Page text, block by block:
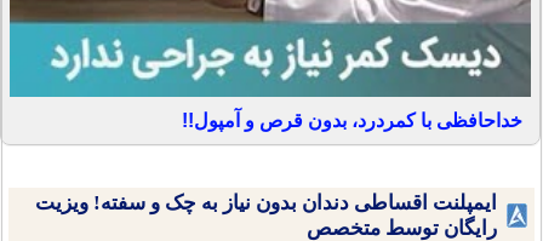
خداحافظی با کمردرد، بدون قرص و آمپول!!
ایمپلنت اقساطی دندان بدون نیاز به چک و سفته! ویزیت
رایگان توسط متخصص